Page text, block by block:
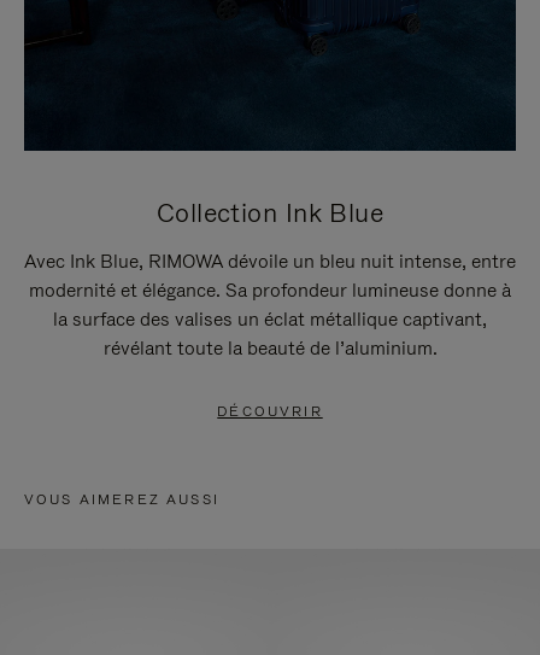
Collection Ink Blue
Avec Ink Blue, RIMOWA dévoile un bleu nuit intense, entre
modernité et élégance. Sa profondeur lumineuse donne à
la surface des valises un éclat métallique captivant,
révélant toute la beauté de l’aluminium.
DÉCOUVRIR
VOUS AIMEREZ AUSSI